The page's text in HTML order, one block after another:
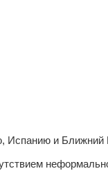
Испанию и Ближний